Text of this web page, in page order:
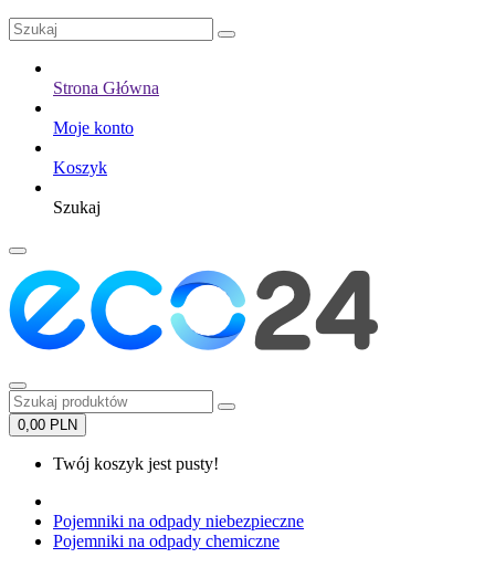
Strona Główna
Moje konto
Koszyk
Szukaj
0,00 PLN
Twój koszyk jest pusty!
Pojemniki na odpady niebezpieczne
Pojemniki na odpady chemiczne